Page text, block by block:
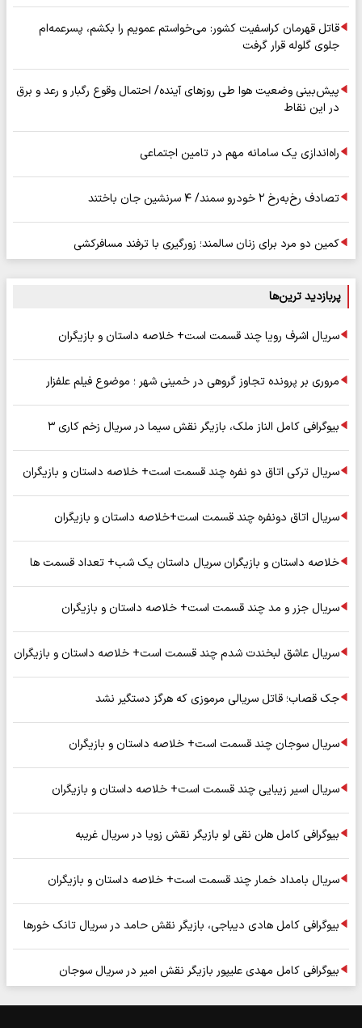
قاتل قهرمان کراسفیت کشور: می‌خواستم عمویم را بکشم، پسرعمه‌ام
جلوی گلوله قرار گرفت
پیش‌بینی وضعیت هوا طی روزهای آینده/ احتمال وقوع رگبار و رعد و برق
در این نقاط
راه‌اندازی یک سامانه مهم در تامین اجتماعی
تصادف رخ‌به‌رخ ۲ خودرو سمند/ ۴ سرنشین جان باختند
کمین دو مرد برای زنان سالمند؛ زورگیری با ترفند مسافرکشی
پربازدید ترین‌ها
سریال اشرف رویا چند قسمت است+ خلاصه داستان و بازیگران
مروری بر پرونده تجاوز گروهی در خمینی شهر ؛ موضوع فیلم علفزار
بیوگرافی کامل الناز ملک، بازیگر نقش سیما در سریال زخم کاری ۳
سریال ترکی اتاق دو نفره چند قسمت است+ خلاصه داستان و بازیگران
سریال اتاق دونفره چند قسمت است+خلاصه داستان و بازیگران
خلاصه داستان و بازیگران سریال داستان یک شب+ تعداد قسمت ها
سریال جزر و مد چند قسمت است+ خلاصه داستان و بازیگران
سریال عاشق لبخندت شدم چند قسمت است+ خلاصه داستان و بازیگران
جک قصاب؛ قاتل سریالی مرموزی که هرگز دستگیر نشد
سریال سوجان چند قسمت است+ خلاصه داستان و بازیگران
سریال اسیر زیبایی چند قسمت است+ خلاصه داستان و بازیگران
بیوگرافی کامل هلن نقی لو بازیگر نقش زویا در سریال غریبه
سریال بامداد خمار چند قسمت است+ خلاصه داستان و بازیگران
بیوگرافی کامل هادی دیباجی، بازیگر نقش حامد در سریال تانک خورها
بیوگرافی کامل مهدی علیپور بازیگر نقش امیر در سریال سوجان